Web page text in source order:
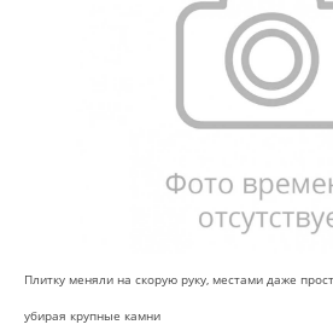
Плитку меняли на скорую руку, местами даже
убирая крупные камни